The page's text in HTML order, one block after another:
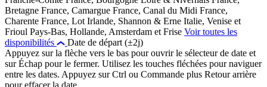
Bretagne France, Camargue France, Canal du Midi France,
Charente France, Lot Irlande, Shannon & Erne Italie, Venise et
Frioul Pays-Bas, Hollande, Amsterdam et Frise Voir toutes les
disponibilités
Date de départ (±2j)
Appuyez sur la flèche vers le bas pour ouvrir le sélecteur de date et
sur Échap pour le fermer. Utilisez les touches fléchées pour naviguer
entre les dates. Appuyez sur Ctrl ou Commande plus Retour arrière